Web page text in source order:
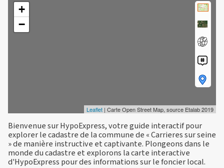
+
−
Leaflet | Carte Open Street Map, source Etalab 2019
Bienvenue sur HypoExpress, votre guide interactif pour
explorer le cadastre de la commune de « Carrieres sur seine
» de manière instructive et captivante. Plongeons dans le
monde du cadastre et explorons la carte interactive
d'HypoExpress pour des informations sur le foncier local.